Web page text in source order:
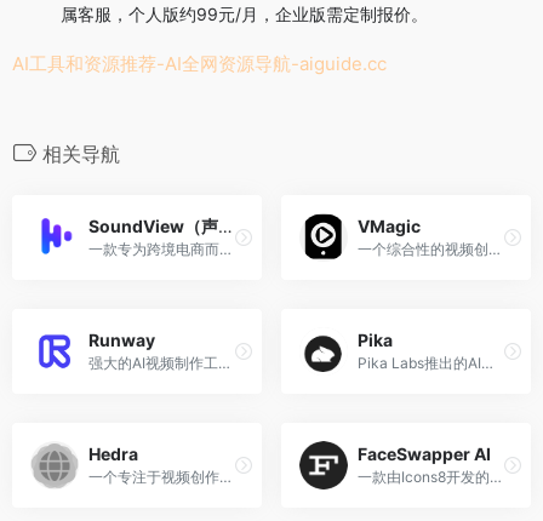
属客服，个人版约99元/月，企业版需定制报价。
AI工具和资源推荐-AI全网资源导航-aiguide.cc
相关导航
SoundView（声动视界）
一款专为跨境电商而设计的AI视频翻译、配音和创作工具
VMagic
一个综合性的视频创作平台，它涵盖了视频风格转换、图像移动、AI头像等多种创新功能
Runway
强大的AI视频制作工具，绿幕抠像、视频合成等
Pika
Pika Labs推出的AI视频生成和编辑工具
Hedra
一个专注于视频创作的平台
FaceSwapper AI
一款由Icons8开发的基于人工智能技术的在线换脸工具